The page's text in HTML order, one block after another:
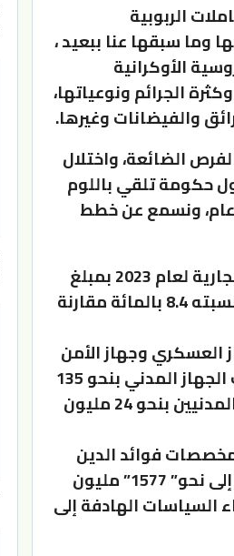
الربوبية
وما سبقها عنا ببعيد ،
الأوكرانية
الجرائم ونوعياتها،
والفيضانات وغيرها.
الضائعة، واختلال
حكومة تلقي باللوم
ونسمع عن خطط
جاء في مشروع قانون الموازنة، بأنه قدرت النفقات الجارية لعام 2023 بمبلغ
9839 مليون دينار لترتفع بنحو 766 مليون دينار أو ما نسبته 8.4 بالمائة مقارنة
العسكري وجهاز الأمن
والسلامة العامة بنحو 153 مليون دينار، وزيادة رواتب الجهاز المدني بنحو 135
مليون دينار، وزيادة رواتب المتقاعدين العسكريين والمدنيين بنحو 24 مليون
مخصصات فوائد الدين
العام بنحو 149 مليون دينار مقارنة بعام 2022 لتصل إلى نحو” 1577” مليون
السياسات الهادفة إلى